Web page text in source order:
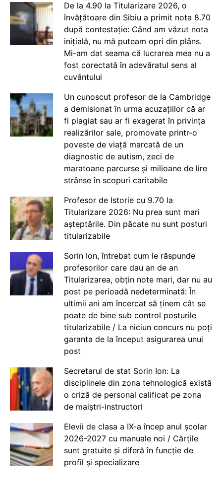
De la 4.90 la Titularizare 2026, o
învățătoare din Sibiu a primit nota 8.70
după contestație: Când am văzut nota
inițială, nu mă puteam opri din plâns.
Mi-am dat seama că lucrarea mea nu a
fost corectată în adevăratul sens al
cuvântului
Un cunoscut profesor de la Cambridge
a demisionat în urma acuzațiilor că ar
fi plagiat sau ar fi exagerat în privința
realizărilor sale, promovate printr-o
poveste de viață marcată de un
diagnostic de autism, zeci de
maratoane parcurse și milioane de lire
strânse în scopuri caritabile
Profesor de Istorie cu 9.70 la
Titularizare 2026: Nu prea sunt mari
așteptările. Din păcate nu sunt posturi
titularizabile
Sorin Ion, întrebat cum le răspunde
profesorilor care dau an de an
Titularizarea, obțin note mari, dar nu au
post pe perioadă nedeterminată: În
ultimii ani am încercat să ținem cât se
poate de bine sub control posturile
titularizabile / La niciun concurs nu poți
garanta de la început asigurarea unui
post
Secretarul de stat Sorin Ion: La
disciplinele din zona tehnologică există
o criză de personal calificat pe zona
de maiștri-instructori
Elevii de clasa a IX-a încep anul școlar
2026-2027 cu manuale noi / Cărțile
sunt gratuite și diferă în funcție de
profil și specializare